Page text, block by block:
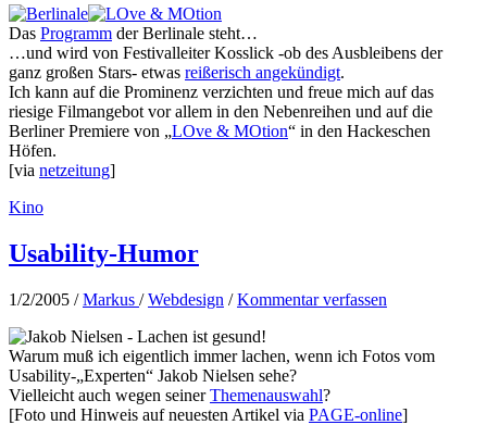
Das Programm der Berlinale steht…
…und wird von Festivalleiter Kosslick -ob des Ausbleibens der
ganz großen Stars- etwas reißerisch angekündigt.
Ich kann auf die Prominenz verzichten und freue mich auf das
riesige Filmangebot vor allem in den Nebenreihen und auf die
Berliner Premiere von „LOve & MOtion“ in den Hackeschen
Höfen.
[via netzeitung]
Kino
Usability-Humor
1/2/2005 /Markus /Webdesign /Kommentar verfassen
Warum muß ich eigentlich immer lachen, wenn ich Fotos vom
Usability-„Experten“ Jakob Nielsen sehe?
Vielleicht auch wegen seinerThemenauswahl?
[Foto und Hinweis auf neuesten Artikel via PAGE-online]